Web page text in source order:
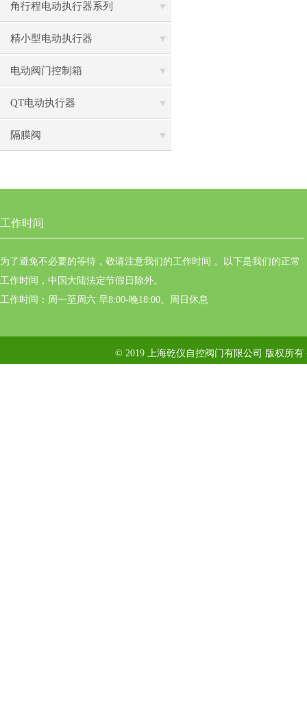
角行程电动执行器系列
精小型电动执行器
电动阀门控制箱
QT电动执行器
隔膜阀
工作时间
为了避免不必要的等待，敬请注意我们的工作时间 。以下是我们的正常
工作时间，中国大陆法定节假日除外。
工作时间：周一至周六 早8:00-晚18:00。周日休息
© 2019 上海乾仪自控阀门有限公司 版权所有